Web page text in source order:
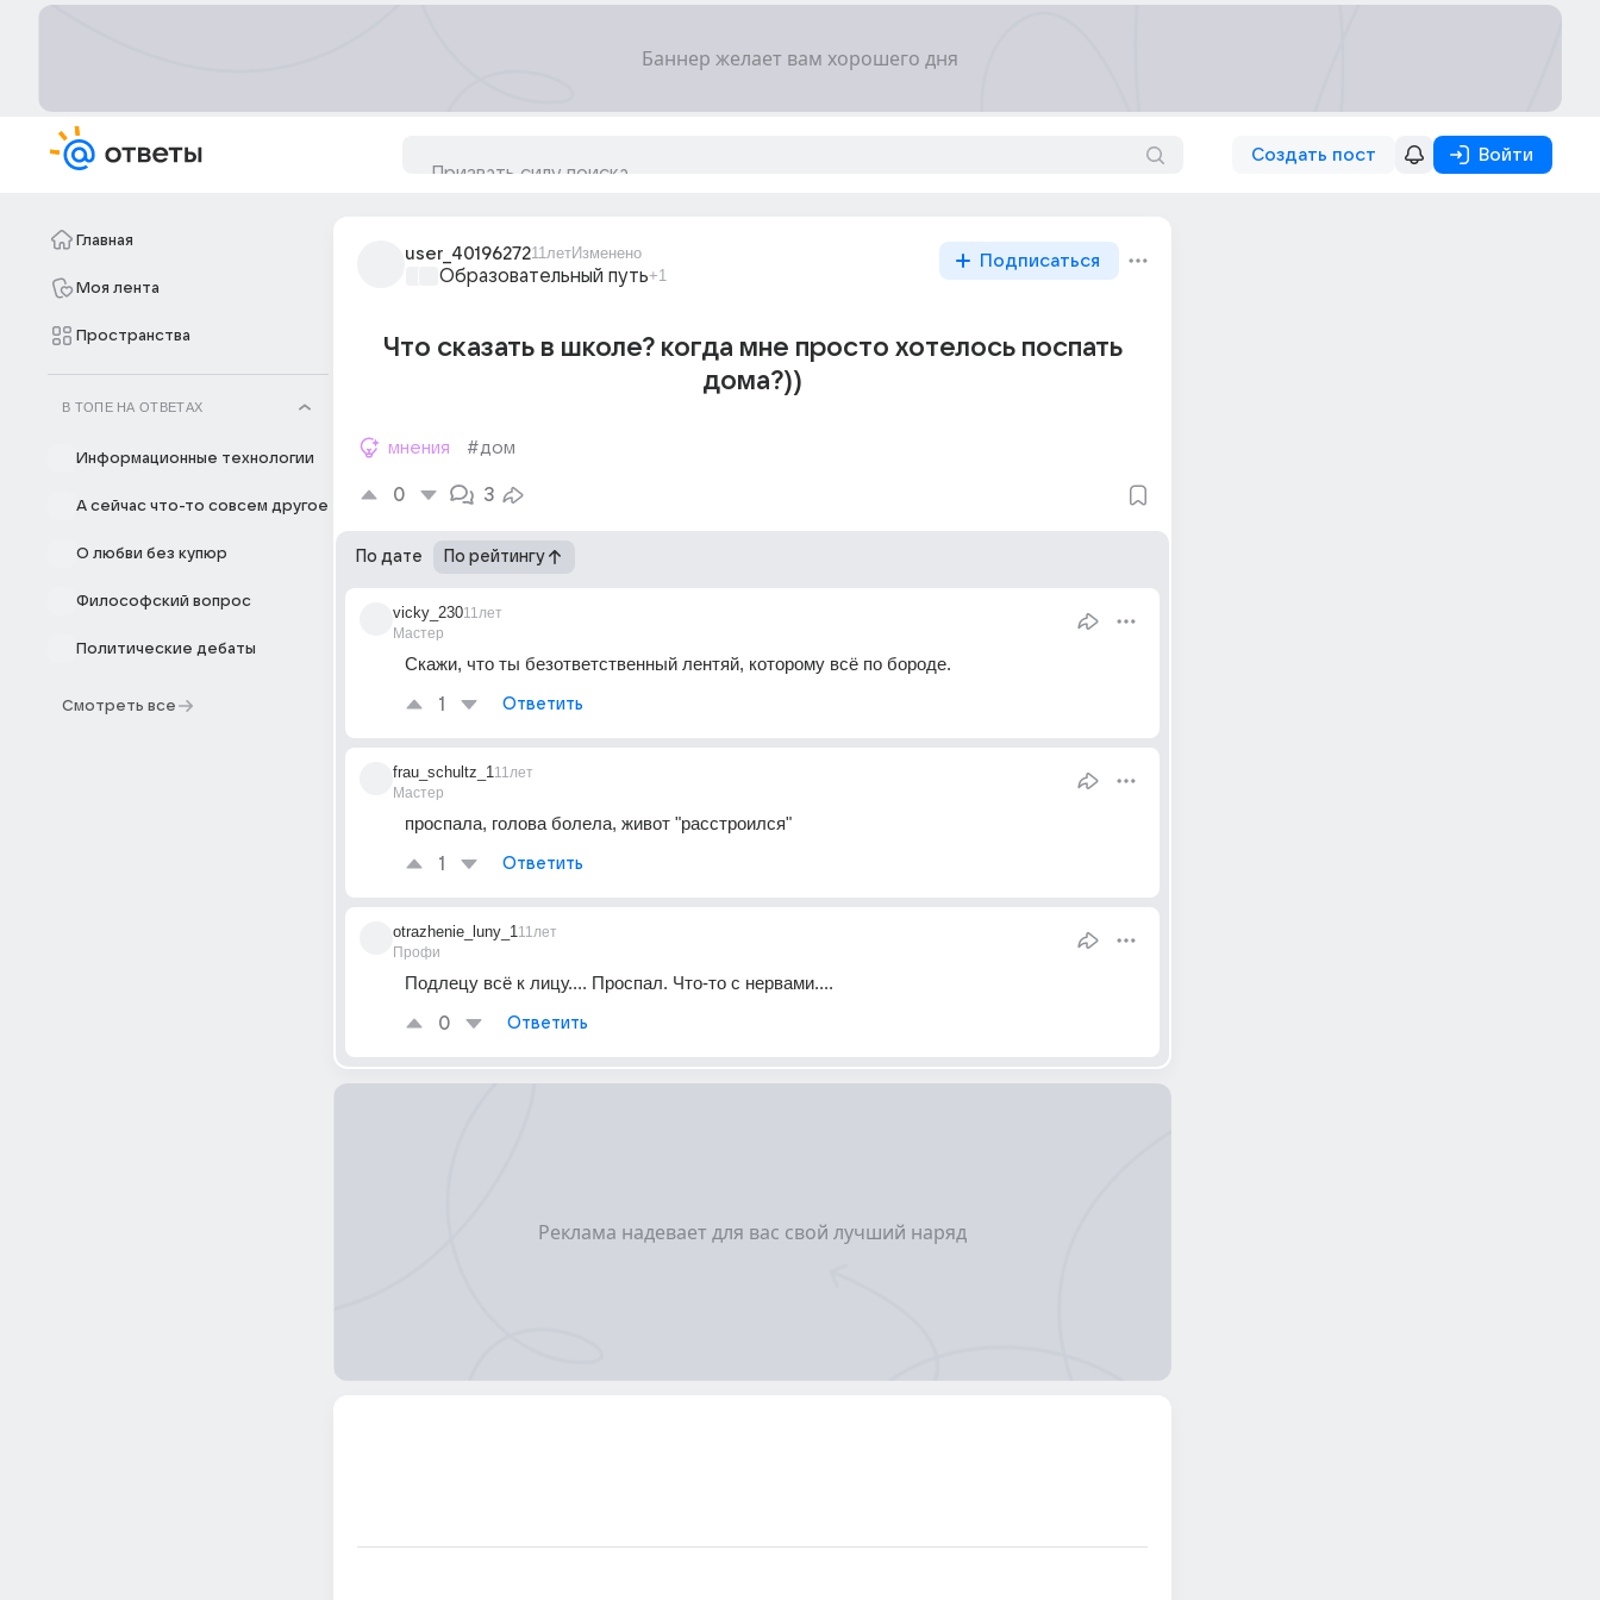
Создать пост Войти
Главная
Моя лента
Пространства
В ТОПЕ НА ОТВЕТАХ
Информационные технологии
А сейчас что-то совсем другое
О любви без купюр
Философский вопрос
Политические дебаты
Смотреть все
user_4019627211летИзменено
Образовательный путь+1
Подписаться
Что сказать в школе? когда мне просто хотелось поспать
дома?))
мнения #дом
0 3
По дате По рейтингу
vicky_230
Мастер
11лет
Скажи, что ты безответственный лентяй, которому всё по бороде.
1 Ответить
frau_schultz_1
Мастер
11лет
проспала, голова болела, живот "расстроился"
1 Ответить
otrazhenie_luny_1
Профи
11лет
Подлецу всё к лицу.... Проспал. Что-то с нервами....
0 Ответить